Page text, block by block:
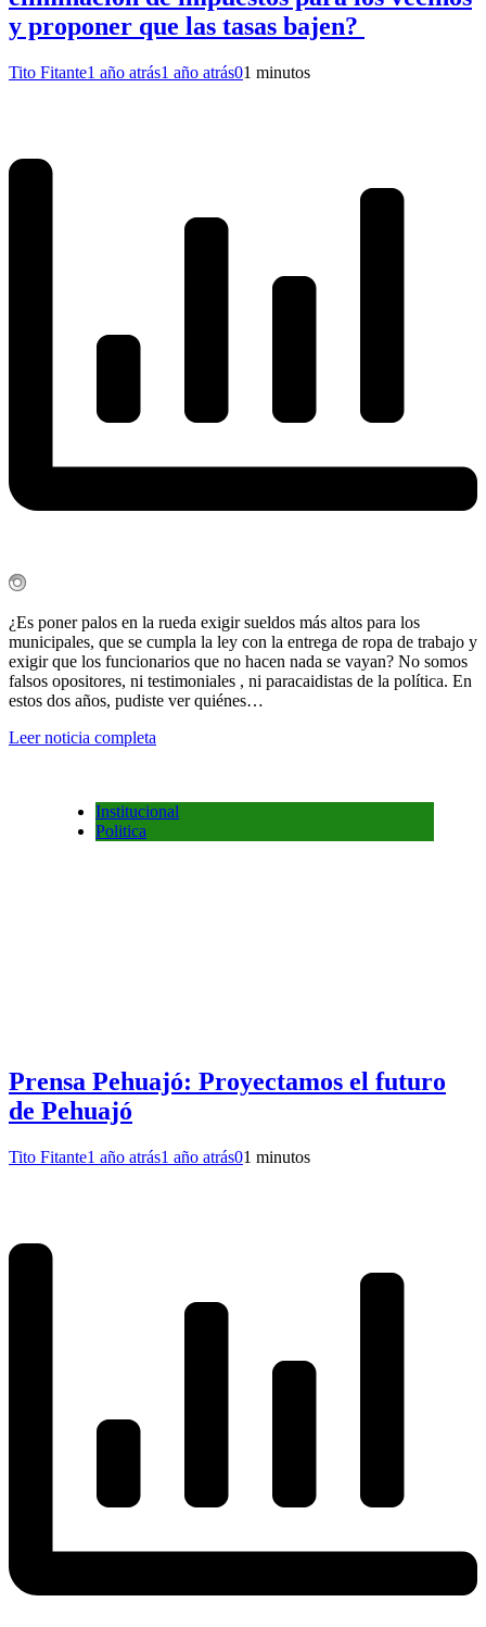
y proponer que las tasas bajen?
Tito Fitante1 año atrás1 año atrás01 minutos
¿Es poner palos en la rueda exigir sueldos más altos para los
municipales, que se cumpla la ley con la entrega de ropa de trabajo y
exigir que los funcionarios que no hacen nada se vayan? No somos
falsos opositores, ni testimoniales , ni paracaidistas de la política. En
estos dos años, pudiste ver quiénes…
Leer noticia completa
Institucional
Politica
Prensa Pehuajó: Proyectamos el futuro
de Pehuajó
Tito Fitante1 año atrás1 año atrás01 minutos